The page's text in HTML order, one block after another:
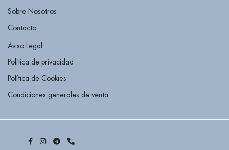
Sobre Nosotros
Contacto
Aviso Legal
Política de privacidad
Política de Cookies
Condiciones generales de venta